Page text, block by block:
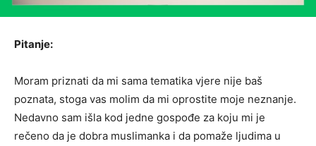
Pitanje:
Moram priznati da mi sama tematika vjere nije baš
poznata, stoga vas molim da mi oprostite moje neznanje.
Nedavno sam išla kod jedne gospođe za koju mi je
rečeno da je dobra muslimanka i da pomaže ljudima u